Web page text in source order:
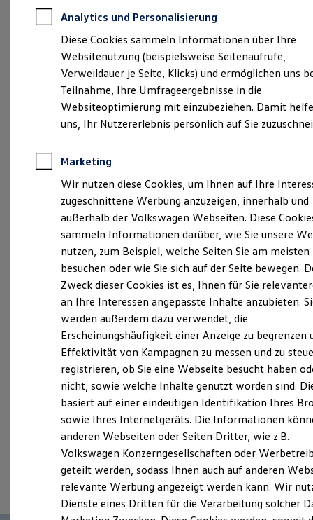
Autokredit mit Schlussrate
Versicherungen und Garantien
Kfz-Versicherung
Restschuldversicherungen
Garantien
Wartungsverträge
Geschäftskunden
Professional Class bei Volkswagen
Großkunden
Behörden
Anpfiff zum Gewinn
Elektroautos
ID. Tutorials
Elektrofahrzeugkonzepte
Reichweite
Reichweite der ID. Modelle
Reichweite im Winter
Laden
Laden unterwegs
Laden Zuhause
Ladezeitensimulator
Batterie
Sicherheit
Garantie und Lebensdauer
Nachhaltigkeit
Technologie
Kosten und Kauf
Verbrauchskosten
Kaufoptionen
E-Auto-Förderung
Software und Konnektivität
Die ID. Software 6
ID. Software Versionen und Updates
Digitale Extras
Schnittstellen zu Ihrem ID.
Probefahrt vereinbaren
Fahrzeugangebot anfordern
Servicetermin buchen
Serviceanfrage stellen
Analytics und Personalisierung
Diese Cookies sammeln Informationen über Ihre
Websitenutzung (beispielsweise Seitenaufrufe,
Verweildauer je Seite, Klicks) und ermöglichen uns
Teilnahme, Ihre Umfrageergebnisse in die
Websiteoptimierung mit einzubeziehen. Damit
uns, Ihr Nutzererlebnis persönlich auf Sie
Marketing
Wir nutzen diese Cookies, um Ihnen auf Ihre
zugeschnittene Werbung anzuzeigen, innerhalb und
außerhalb der Volkswagen Webseiten. Diese
sammeln Informationen darüber, wie Sie unsere
nutzen, zum Beispiel, welche Seiten Sie am meisten
besuchen oder wie Sie sich auf der Seite bewegen.
Zweck dieser Cookies ist es, Ihnen für Sie
an Ihre Interessen angepasste Inhalte anzubieten.
werden außerdem dazu verwendet, die
Erscheinungshäufigkeit einer Anzeige zu begrenzen
Effektivität von Kampagnen zu messen und zu
registrieren, ob Sie eine Webseite besucht haben
nicht, sowie welche Inhalte genutzt worden sind.
basiert auf einer eindeutigen Identifikation Ihres
sowie Ihres Internetgeräts. Die Informationen
anderen Webseiten oder Seiten Dritter, wie z.B.
Volkswagen Konzerngesellschaften oder
geteilt werden, sodass Ihnen auch auf anderen
relevante Werbung angezeigt werden kann. Wir
Dienste eines Dritten für die Verarbeitung solcher